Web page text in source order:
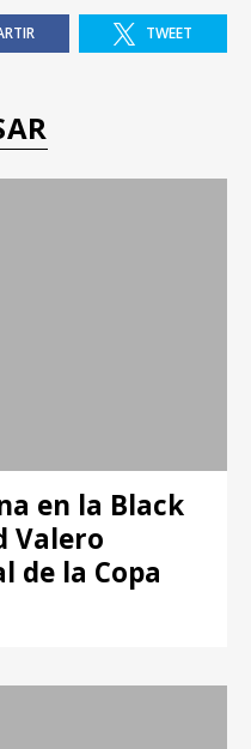
TWEET
en la Black
Valero
de la Copa